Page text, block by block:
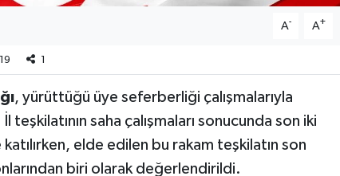
A- A+
19 1
, yürüttüğü üye seferberliği çalışmalarıyla
saha çalışmaları sonucunda son iki
elde edilen bu rakam teşkilatın son
biri olarak değerlendirildi.